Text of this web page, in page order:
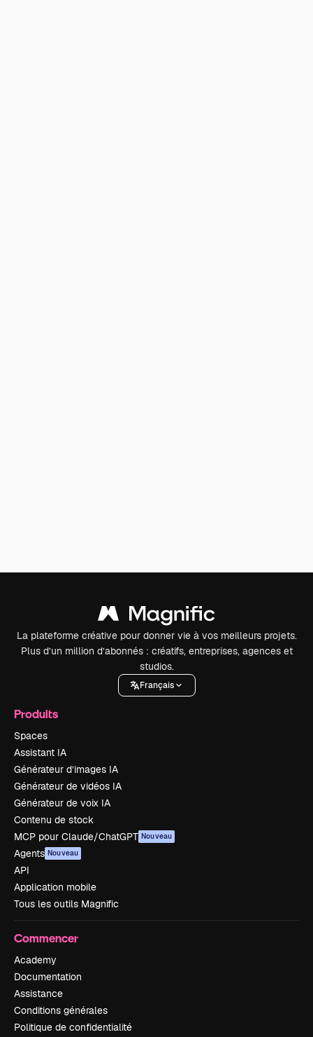
La plateforme créative pour donner vie à vos meilleurs projets.
Plus d’un million d’abonnés : créatifs, entreprises, agences et
studios.
Français
Produits
Spaces
Assistant IA
Générateur d’images IA
Générateur de vidéos IA
Générateur de voix IA
Contenu de stock
MCP pour Claude/ChatGPT Nouveau
Agents Nouveau
API
Application mobile
Tous les outils Magnific
Commencer
Academy
Documentation
Assistance
Conditions générales
Politique de confidentialité